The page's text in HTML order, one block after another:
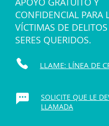
CONFIDENCIAL PARA
VÍCTIMAS DE DELITOS
SERES QUERIDOS.
LLAME: LÍNEA DE
SOLICITE QUE LE
LLAMADA